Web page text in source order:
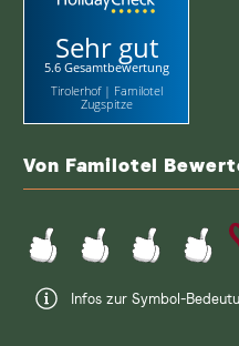
Sehr gut
5.6 Gesamtbewertung
Tirolerhof | Familotel
Zugspitze
Von Familotel
Infos zur Symbol-